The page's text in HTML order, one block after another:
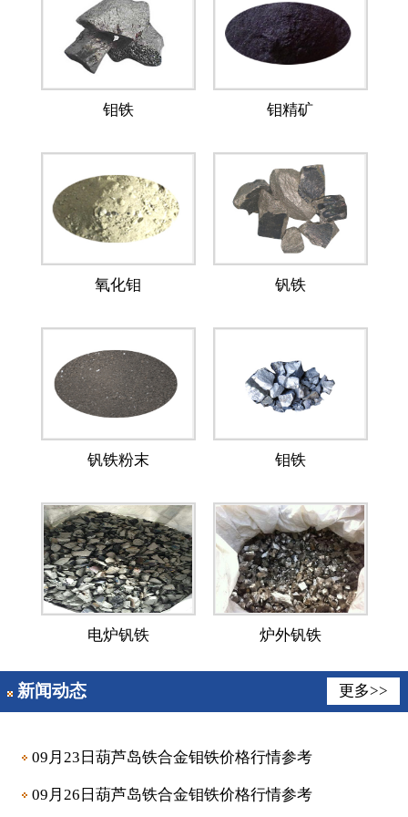
钼铁 钼精矿
氧化钼 钒铁
钒铁粉末 钼铁
电炉钒铁 炉外钒铁
新闻动态 更多>>
09月23日葫芦岛铁合金钼铁价格行情参考
09月26日葫芦岛铁合金钼铁价格行情参考